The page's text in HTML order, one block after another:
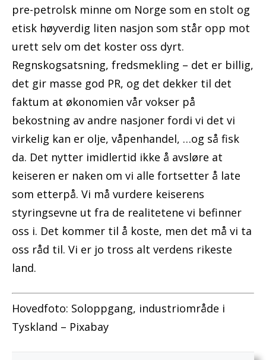
pre-petrolsk minne om Norge som en stolt og
etisk høyverdig liten nasjon som står opp mot
urett selv om det koster oss dyrt.
Regnskogsatsning, fredsmekling – det er billig,
det gir masse god PR, og det dekker til det
faktum at økonomien vår vokser på
bekostning av andre nasjoner fordi vi det vi
virkelig kan er olje, våpenhandel, …og så fisk
da. Det nytter imidlertid ikke å avsløre at
keiseren er naken om vi alle fortsetter å late
som etterpå. Vi må vurdere keiserens
styringsevne ut fra de realitetene vi befinner
oss i. Det kommer til å koste, men det må vi ta
oss råd til. Vi er jo tross alt verdens rikeste
land.
Hovedfoto: Soloppgang, industriområde i
Tyskland – Pixabay